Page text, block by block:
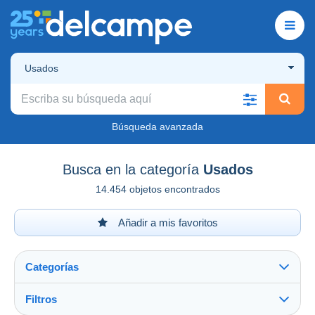
Usados
Búsqueda avanzada
Busca en la categoría Usados
14.454 objetos encontrados
Añadir a mis favoritos
Categorías
Filtros